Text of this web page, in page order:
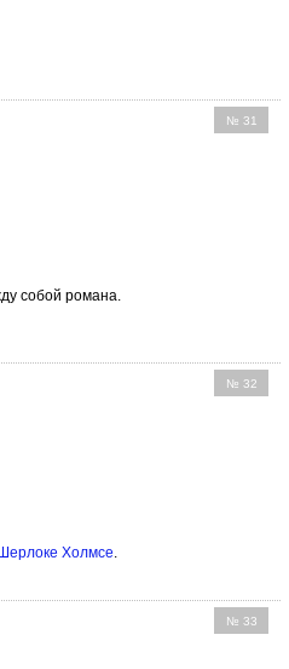
№ 31
собой романа.
№ 32
Шерлоке Холмсе.
№ 33